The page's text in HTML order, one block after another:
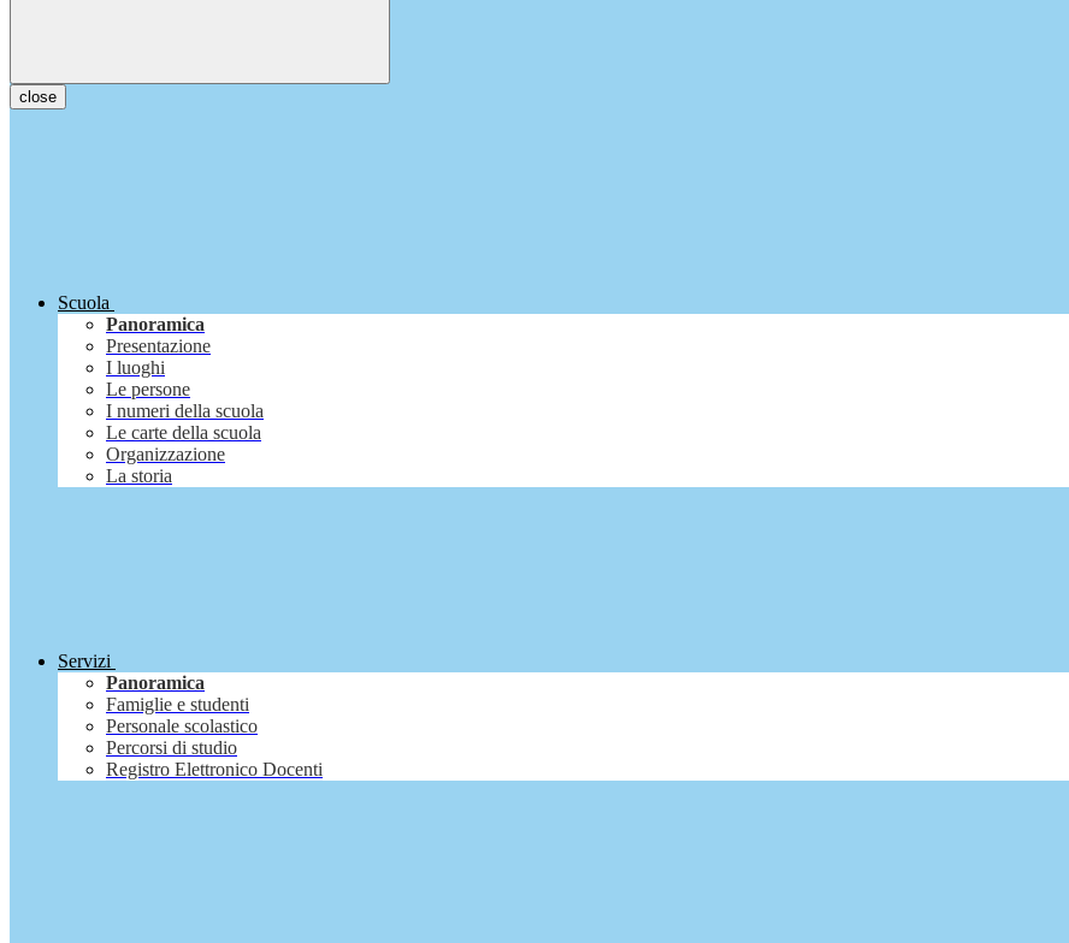
close
Scuola
Panoramica
Presentazione
I luoghi
Le persone
I numeri della scuola
Le carte della scuola
Organizzazione
La storia
Servizi
Panoramica
Famiglie e studenti
Personale scolastico
Percorsi di studio
Registro Elettronico Docenti